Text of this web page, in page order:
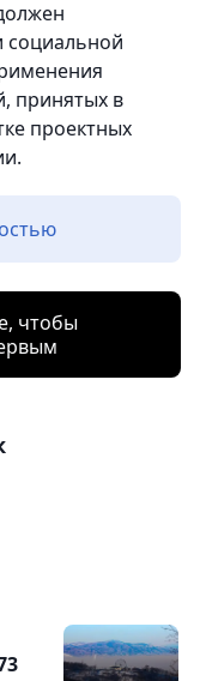
социальной
принятых в
проектных
чтобы